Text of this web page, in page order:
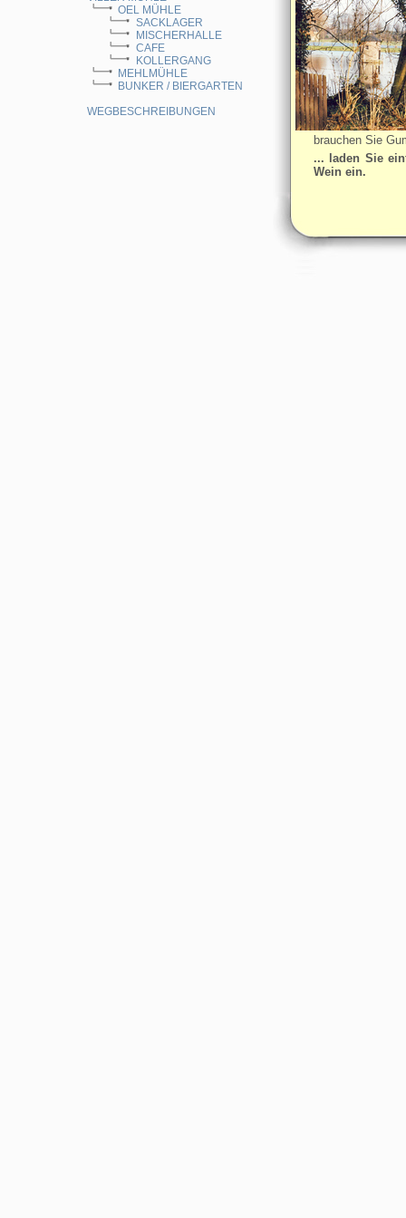
OEL MÜHLE
SACKLAGER
MISCHERHALLE
CAFE
KOLLERGANG
MEHLMÜHLE
BUNKER / BIERGARTEN
WEGBESCHREIBUNGEN
brauchen Sie
... laden Sie
Wein ein.